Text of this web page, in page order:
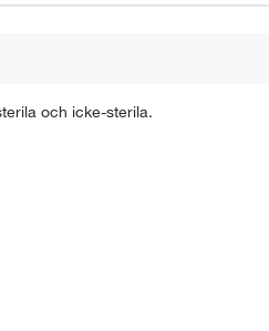
och icke-sterila.